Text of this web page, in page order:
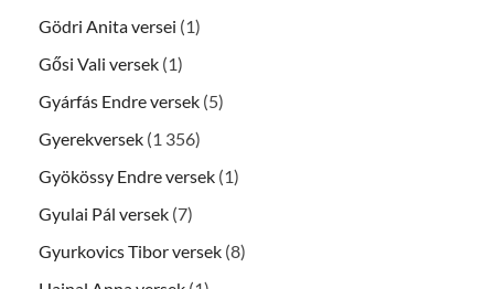
Gödri Anita versei (1)
Gősi Vali versek (1)
Gyárfás Endre versek (5)
Gyerekversek (1 356)
Gyökössy Endre versek (1)
Gyulai Pál versek (7)
Gyurkovics Tibor versek (8)